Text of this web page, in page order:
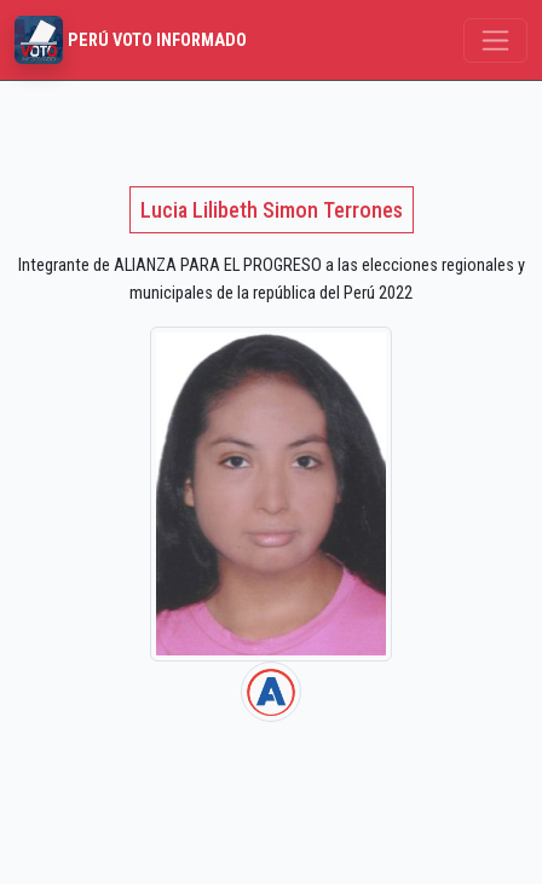
PERÚ VOTO INFORMADO
Lucia Lilibeth Simon Terrones
Integrante de ALIANZA PARA EL PROGRESO a las elecciones regionales y
municipales de la república del Perú 2022